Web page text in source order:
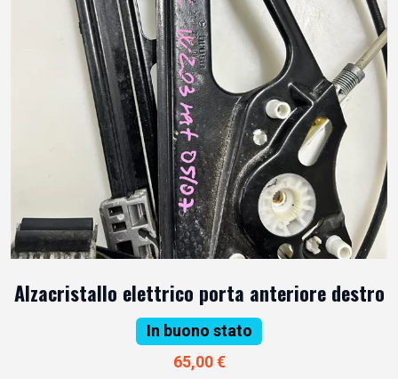
Alzacristallo elettrico porta anteriore destro
In buono stato
65,00 €